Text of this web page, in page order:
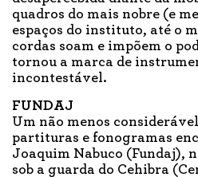
quadros do mais nobre (e
espaços do instituto, até o
cordas soam e impõem o
tornou a marca de
incontestável.
FUNDAJ
Um não menos
partituras e fonogramas
Joaquim Nabuco (Fundaj),
sob a guarda do Cehibra